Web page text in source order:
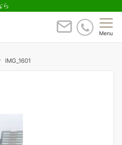
ら
Menu
IMG_1601